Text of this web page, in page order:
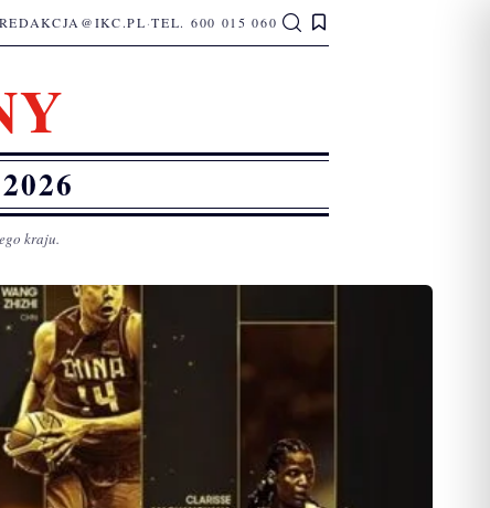
REDAKCJA@IKC.PL·TEL. 600 015 060
kraju.